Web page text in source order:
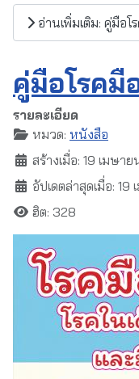
อ่านเพิ่มเติม: คู่มือ
คู่มือโรคมื
รายละเอียด
หมวด: หนังสือ
สร้างเมื่อ: 19 เมษา
อัปเดตล่าสุดเมื่อ:
ฮิต: 328